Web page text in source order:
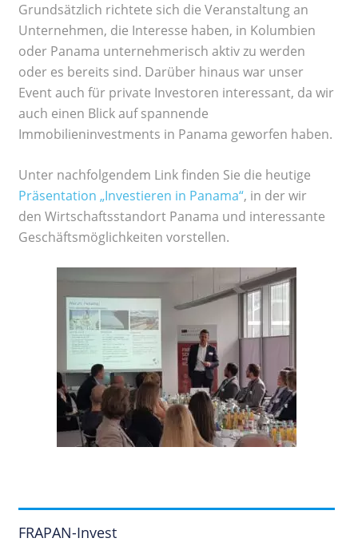
Grundsätzlich richtete sich die Veranstaltung an
Unternehmen, die Interesse haben, in Kolumbien
oder Panama unternehmerisch aktiv zu werden
oder es bereits sind. Darüber hinaus war unser
Event auch für private Investoren interessant, da wir
auch einen Blick auf spannende
Immobilieninvestments in Panama geworfen haben.
Unter nachfolgendem Link finden Sie die heutige
Präsentation „Investieren in Panama“, in der wir
den Wirtschaftsstandort Panama und interessante
Geschäftsmöglichkeiten vorstellen.
FRAPAN-Invest